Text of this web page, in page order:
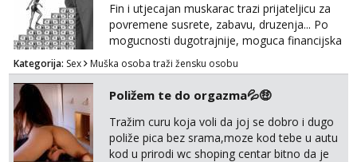
Fin i utjecajan muskarac trazi prijateljicu za
povremene susrete, zabavu, druzenja... Po
mogucnosti dugotrajnije, moguca financijska
potpora!
Kategorija: Sex Muška osoba traži žensku osobu
Poližem te do orgazma💦🤑
Tražim curu koja voli da joj se dobro i dugo
poliže pica bez srama,moze kod tebe u autu
kod u prirodi wc shoping centar bitno da je